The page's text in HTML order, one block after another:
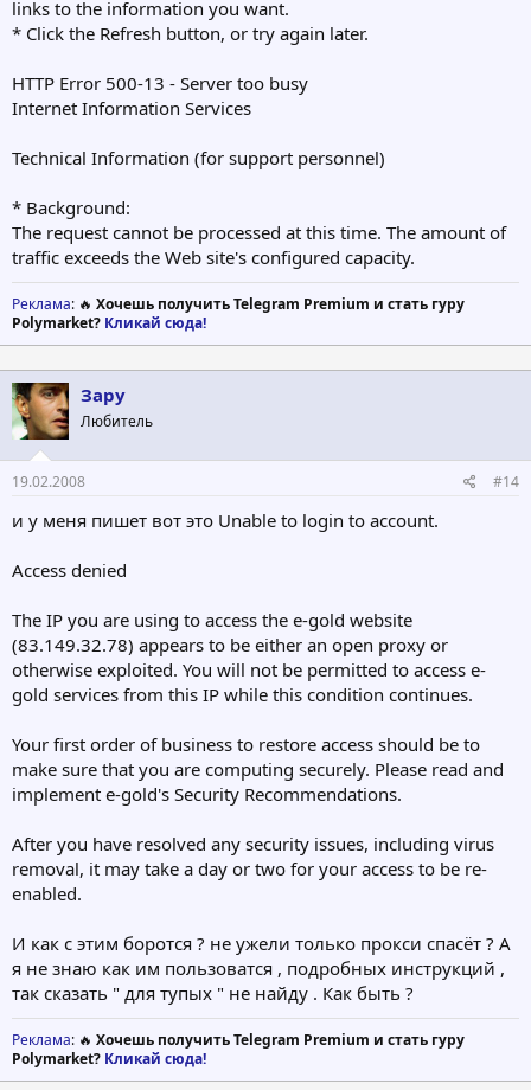
links to the information you want.
* Click the Refresh button, or try again later.
HTTP Error 500-13 - Server too busy
Internet Information Services
Technical Information (for support personnel)
* Background:
The request cannot be processed at this time. The amount of
traffic exceeds the Web site's configured capacity.
Реклама: 🔥 Хочешь получить Telegram Premium и стать гуру
Polymarket? Кликай сюда!
Зару
Любитель
19.02.2008 #14
и у меня пишет вот это Unable to login to account.
Access denied
The IP you are using to access the e-gold website
(83.149.32.78) appears to be either an open proxy or
otherwise exploited. You will not be permitted to access e-
gold services from this IP while this condition continues.
Your first order of business to restore access should be to
make sure that you are computing securely. Please read and
implement e-gold's Security Recommendations.
After you have resolved any security issues, including virus
removal, it may take a day or two for your access to be re-
enabled.
И как с этим боротся ? не ужели только прокси спасёт ? А
я не знаю как им пользоватся , подробных инструкций ,
так сказать " для тупых " не найду . Как быть ?
Реклама: 🔥 Хочешь получить Telegram Premium и стать гуру
Polymarket? Кликай сюда!